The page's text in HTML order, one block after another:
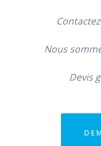
Nous
Devis